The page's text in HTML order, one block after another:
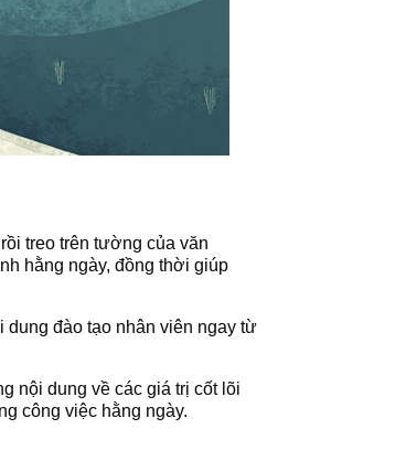
treo trên tường của văn
hằng ngày, đồng thời giúp
dung đào tạo nhân viên ngay từ
nội dung về các giá trị cốt lõi
công việc hằng ngày.